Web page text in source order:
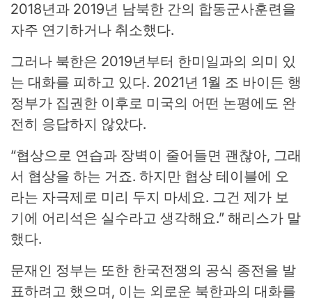
2018년과 2019년 남북한 간의 합동군사훈련을
자주 연기하거나 취소했다.
그러나 북한은 2019년부터 한미일과의 의미 있
는 대화를 피하고 있다. 2021년 1월 조 바이든 행
정부가 집권한 이후로 미국의 어떤 논평에도 완
전히 응답하지 않았다.
“협상으로 연습과 장벽이 줄어들면 괜찮아, 그래
서 협상을 하는 거죠. 하지만 협상 테이블에 오
라는 자극제로 미리 두지 마세요. 그건 제가 보
기에 어리석은 실수라고 생각해요.” 해리스가 말
했다.
문재인 정부는 또한 한국전쟁의 공식 종전을 발
표하려고 했으며, 이는 외로운 북한과의 대화를